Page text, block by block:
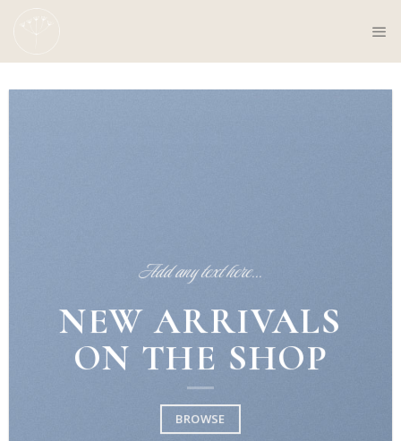
content
Add any text here…
NEW ARRIVALS
ON THE SHOP
BROWSE